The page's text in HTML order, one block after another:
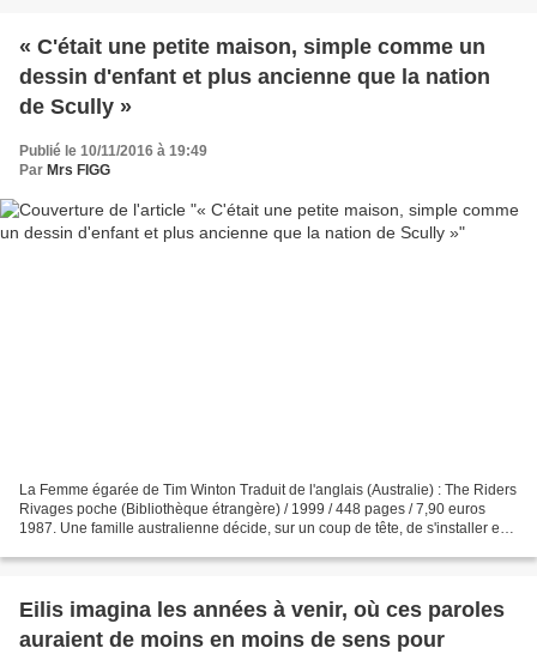
« C'était une petite maison, simple comme un
dessin d'enfant et plus ancienne que la nation
de Scully »
Publié le 10/11/2016 à 19:49
Par Mrs FIGG
La Femme égarée de Tim Winton Traduit de l'anglais (Australie) : The Riders
Rivages poche (Bibliothèque étrangère) / 1999 / 448 pages / 7,90 euros
1987. Une famille australienne décide, sur un coup de tête, de s'installer en
Eilis imagina les années à venir, où ces paroles
auraient de moins en moins de sens pour